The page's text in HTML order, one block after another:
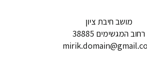
מושב חיבת ציון
רחוב המגשימים 38885